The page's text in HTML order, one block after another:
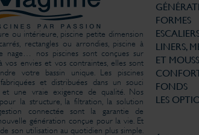
ou intérieure, piscine petite dimension
rectangles ou arrondies, piscine à
nage… nos piscines sont conçues sur
envies et vos contraintes, elles sont
votre bassin unique. Les piscines
et distribuées dans un souci
et une vraie exigence de qualité. Nos
la structure, la filtration, la solution
connectée sont la garantie de
génération conçue pour la vie. Et
son utilisation au quotidien plus simple.
FORMES
LINERS,
ET
FONDS
LES